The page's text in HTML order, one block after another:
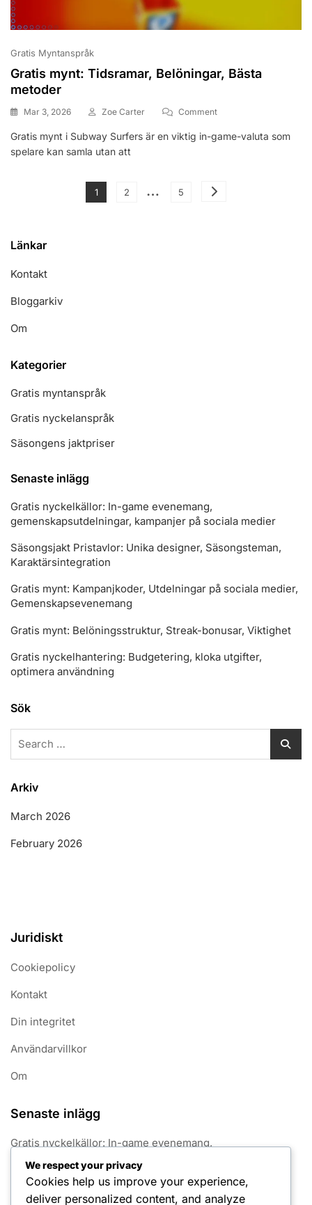
Gratis Myntanspråk
Gratis mynt: Tidsramar, Belöningar, Bästa
metoder
Mar 3, 2026 Zoe Carter CommentOn
Mynt:
Metoder
Gratis mynt i Subway Surfers är en viktig in-game-valuta som
spelare kan samla utan att
Posts
Page
1 Page
2 … Page
5
Länkar
Kontakt
Bloggarkiv
Om
Kategorier
Gratis myntanspråk
Gratis nyckelanspråk
Säsongens jaktpriser
Senaste inlägg
Gratis nyckelkällor: In-game evenemang,
gemenskapsutdelningar, kampanjer på sociala medier
Säsongsjakt Pristavlor: Unika designer, Säsongsteman,
Karaktärsintegration
Gratis mynt: Kampanjkoder, Utdelningar på sociala medier,
Gemenskapsevenemang
Gratis mynt: Belöningsstruktur, Streak-bonusar, Viktighet
Gratis nyckelhantering: Budgetering, kloka utgifter,
optimera användning
Sök
Arkiv
March 2026
February 2026
Juridiskt
Cookiepolicy
Kontakt
Din integritet
Användarvillkor
Om
Senaste inlägg
Gratis nyckelkällor: In-game evenemang,
Säsongsjakt Pristavlor: Unika designer, Säsongsteman,
Karaktärsintegration
We respect your privacy
Cookies help us improve your experience,
deliver personalized content, and analyze